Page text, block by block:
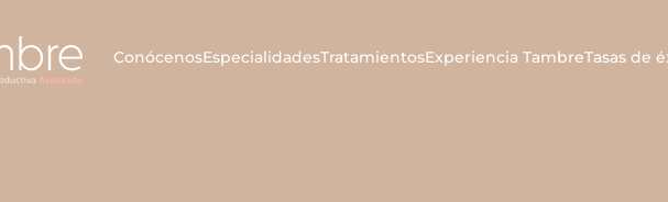
ConócenosEspecialidadesTratamientosExperiencia TambreTasas de